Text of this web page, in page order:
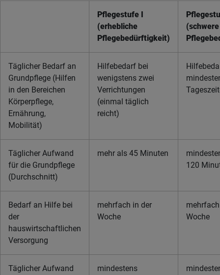
Pflegestufe I
(erhebliche
Pflegebedürftigkeit)
(schwere
Täglicher Bedarf an
Grundpflege (Hilfen
in den Bereichen
Körperpflege,
Ernährung,
Mobilität)
Hilfebedarf bei
wenigstens zwei
Verrichtungen
(einmal täglich
reicht)
Täglicher Aufwand
für die Grundpflege
(Durchschnitt)
mehr als 45 Minuten
120
Bedarf an Hilfe bei
der
hauswirtschaftlichen
Versorgung
mehrfach in der
Woche
Woche
Täglicher Aufwand
mindestens